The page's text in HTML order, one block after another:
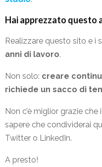
Hai apprezzato questo
Realizzare questo sito e i
anni di lavoro.
Non solo: creare
richiede un sacco di
Non c’è miglior grazie
sapere che condividerai
Twitter o LinkedIn.
A presto!